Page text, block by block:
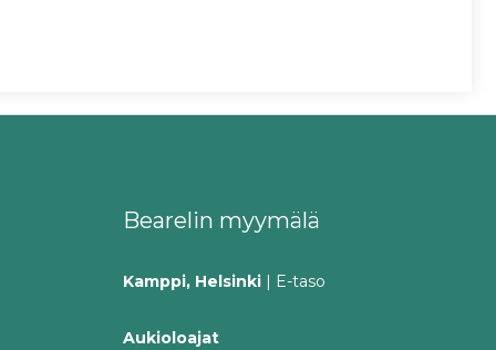
Bearelin myymälä
Kamppi, Helsinki | E-taso
Aukioloajat